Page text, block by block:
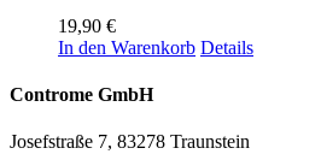
19,90 €
In den Warenkorb Details
Controme GmbH
Josefstraße 7, 83278 Traunstein